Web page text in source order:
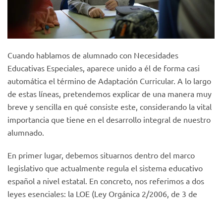
Cuando hablamos de alumnado con Necesidades
Educativas Especiales, aparece unido a él de forma casi
automática el término de Adaptación Curricular. A lo largo
de estas líneas, pretendemos explicar de una manera muy
breve y sencilla en qué consiste este, considerando la vital
importancia que tiene en el desarrollo integral de nuestro
alumnado.
En primer lugar, debemos situarnos dentro del marco
legislativo que actualmente regula el sistema educativo
español a nivel estatal. En concreto, nos referimos a dos
leyes esenciales: la LOE (Ley Orgánica 2/2006, de 3 de